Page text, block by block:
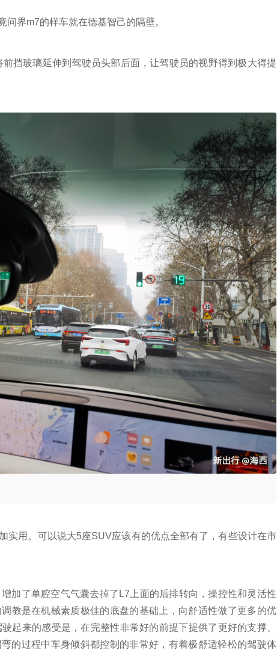
界m7的样车就在德基智己的隔壁。
挡玻璃延伸到驾驶员头部后面，让驾驶员的视野得到极大得提
实用。可以说大5座SUV应该有的优点全部有了，有些设计在市
加了单腔空气气囊去掉了L7上面的后排转向，操控性和灵活性
教是在机械素质极佳的底盘的基础上，向舒适性做了更多的优
起来的感受是，在完整性非常好的前提下提供了更好的支撑、
的过程中车身倾斜都控制的非常好，有着极舒适轻松的驾驶体